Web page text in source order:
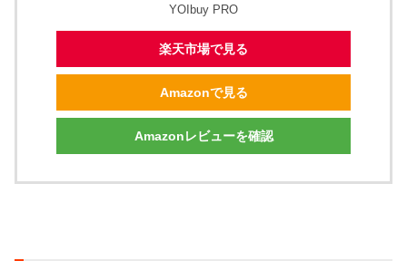
YOIbuy PRO
楽天市場で見る
Amazonで見る
Amazonレビューを確認